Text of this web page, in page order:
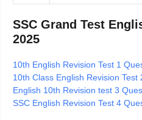
SSC Grand Test
2025
10th English Revision Test 1
10th Class English Revision Test
English 10th Revision test 3
SSC English Revision Test 4